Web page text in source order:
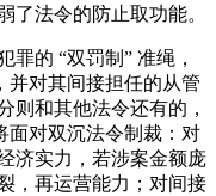
了法令的防止取功能。
的 “双罚制” 准绳，
并对其间接担任的从管
则和其他法令还有的，
面对双沉法令制裁：对
济实力，若涉案金额庞
，再运营能力；对间接